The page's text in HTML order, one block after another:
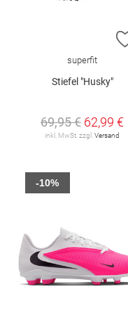
superfit
Stiefel "Husky"
69,95 € 62,99 €
inkl. MwSt. zzgl. Versand
-10%